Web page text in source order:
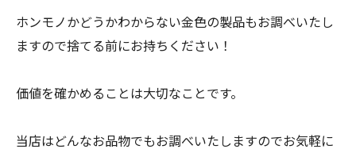
ホンモノかどうかわからない金色の製品もお調べいたし
ますので捨てる前にお持ちください！
価値を確かめることは大切なことです。
当店はどんなお品物でもお調べいたしますのでお気軽に